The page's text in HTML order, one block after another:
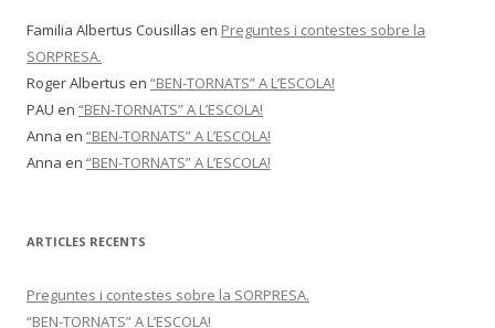
Familia Albertus Cousillas en Preguntes i contestes sobre la
SORPRESA.
Roger Albertus en “BEN-TORNATS” A L’ESCOLA!
PAU en “BEN-TORNATS” A L’ESCOLA!
Anna en “BEN-TORNATS” A L’ESCOLA!
Anna en “BEN-TORNATS” A L’ESCOLA!
ARTICLES RECENTS
Preguntes i contestes sobre la SORPRESA.
“BEN-TORNATS” A L’ESCOLA!